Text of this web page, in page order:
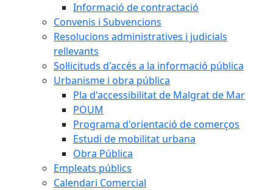
Informació de contractació
Convenis i Subvencions
Resolucions administratives i judicials
rellevants
Sol·licituds d'accés a la informació pública
Urbanisme i obra pública
Pla d'accessibilitat de Malgrat de Mar
POUM
Programa d'orientació de comerços
Estudi de mobilitat urbana
Obra Pública
Empleats públics
Calendari Comercial